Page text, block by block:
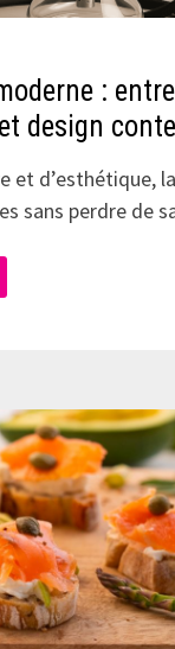
:
design
et d’esthétique,
sans perdre de